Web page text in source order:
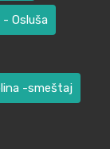
- Osluša
-smeštaj